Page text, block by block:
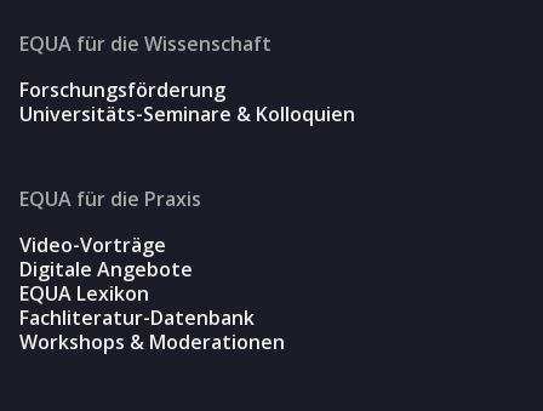
EQUA für die Wissenschaft
Forschungsförderung
Universitäts-Seminare & Kolloquien
EQUA für die Praxis
Video-Vorträge
Digitale Angebote
EQUA Lexikon
Fachliteratur-Datenbank
Workshops & Moderationen